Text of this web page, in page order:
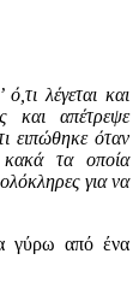
λέγεται και
και απέτρεψε
ειπώθηκε όταν
κακά τα οποία
για να
γύρω από ένα